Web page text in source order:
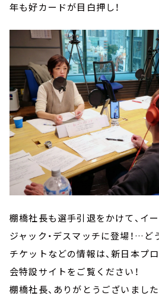
年も好カードが目白押し！
棚橋社長も選手引退をかけて、イ
ジャック・デスマッチに登場！…ど
チケットなどの情報は、新日本プ
会特設サイトをご覧ください！
棚橋社長、ありがとうございました